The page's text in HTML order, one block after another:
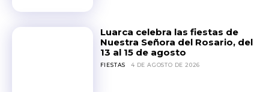
Luarca celebra las fiestas de
Nuestra Señora del Rosario, del
13 al 15 de agosto
FIESTAS 4 DE AGOSTO DE 2026